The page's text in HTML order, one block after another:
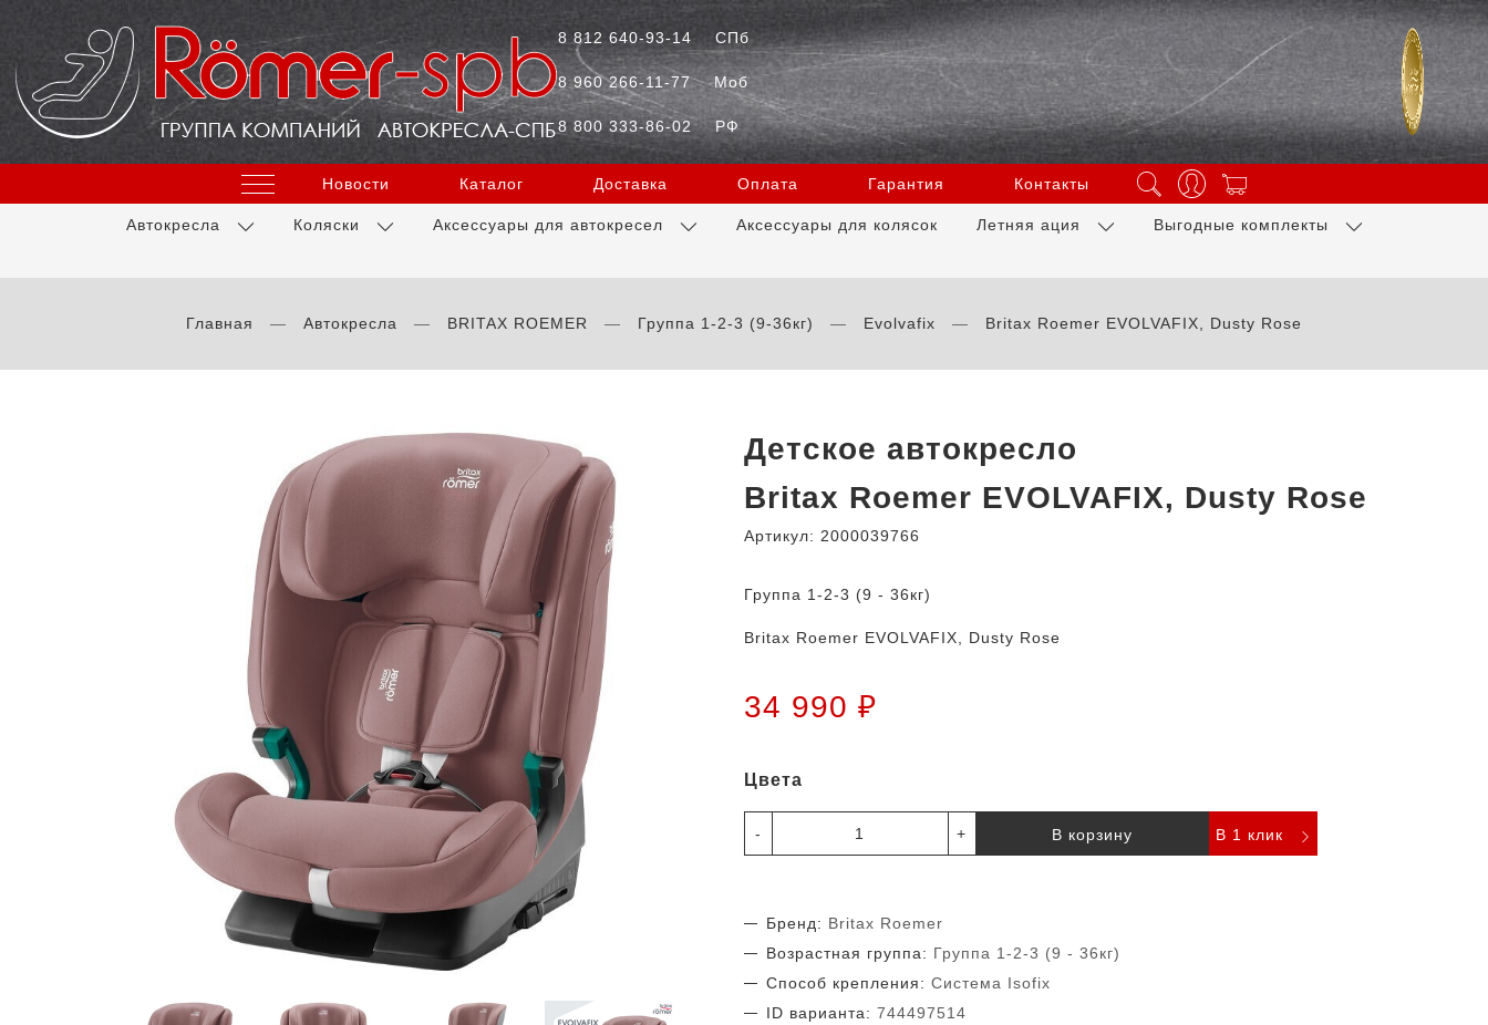
8 812 640-93-14 СПб
8 960 266-11-77 Моб
8 800 333-86-02 РФ
Новости Каталог Доставка Оплата Гарантия Контакты
Автокресла Коляски Аксессуары для автокресел Аксессуары для колясок Летняя ация Выгодные комплекты
Главная Автокресла BRITAX ROEMER Группа 1-2-3 (9-36кг) Evolvafix Britax Roemer EVOLVAFIX, Dusty Rose
Детское автокресло
Britax Roemer EVOLVAFIX, Dusty Rose
Артикул: 2000039766
Группа 1-2-3 (9 - 36кг)
Britax Roemer EVOLVAFIX, Dusty Rose
34 990 ₽
Цвета
- + В корзину В 1 клик
Бренд: Britax Roemer
Возрастная группа: Группа 1-2-3 (9 - 36кг)
Способ крепления: Система Isofix
ID варианта: 744497514